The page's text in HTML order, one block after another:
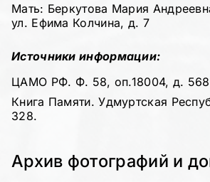
Мать: Беркутова Мария
ул. Ефима Колчина, д. 7
Источники информации:
ЦАМО РФ. Ф. 58, оп.18004, д.
Книга Памяти. Удмуртская
328.
Архив фотографий и